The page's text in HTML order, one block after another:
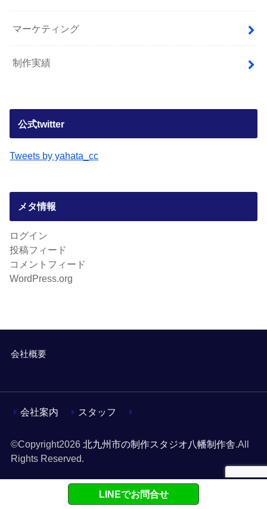
マーケティング
制作実績
公式twitter
Tweets by yahata_cc
メタ情報
ログイン
投稿フィード
コメントフィード
WordPress.org
会社概要
会社案内 スタッフ
©Copyright2026 北九州市の制作スタジオ八幡制作舎.All
Rights Reserved.
LINEでお問合せ